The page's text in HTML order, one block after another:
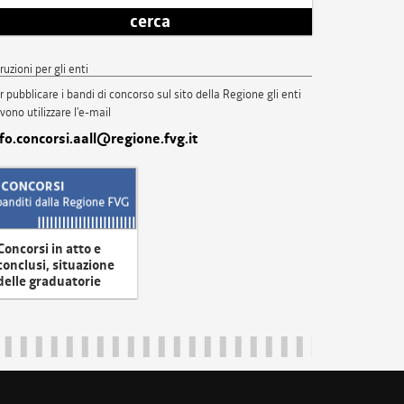
cerca
per gli enti
pubblicare i bandi di concorso sul sito della Regione gli enti
utilizzare l'e-mail
in atto e
situazione
graduatorie